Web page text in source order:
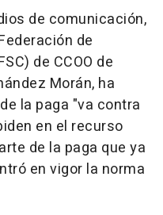
de comunicación,
de
de CCOO de
Morán, ha
la paga "va contra
en el recurso
de la paga que ya
en vigor la norma